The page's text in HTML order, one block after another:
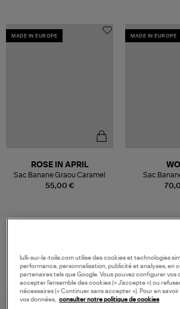
MADE IN EUROPE
55,00 €
ROSE IN APRIL
Sac Banane Graou Caramel
MADE IN EUROPE
Sac
VOS DERNIERS PRODUITS VUS
lulli-sur-la-toile.com utilise des cookies et technologies
performance, personnalisation, publicité et analyses, en
partenaires tels que Google. Vous pouvez configurer vos
accepter l’ensemble des cookies (« J’accepte ») ou
nécessaires (« Continuer sans accepter »). Pour en savoir
vos données, consulter notre politique de cookies